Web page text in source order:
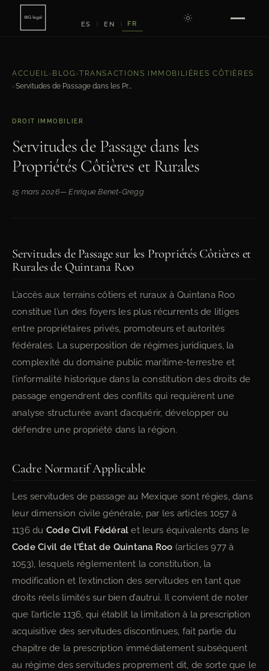
ES EN FR
ACCUEIL› BLOG ›TRANSACTIONS IMMOBILIÈRES CÔTIÈRES
›
Servitudes de Passage dans les Propriétés Côtières et Rurales
DROIT IMMOBILIER
Servitudes de Passage dans les
Propriétés Côtières et Rurales
15 mars 2026— Enrique Benet-Gregg
Servitudes de Passage sur les Propriétés Côtières et
Rurales de Quintana Roo
L’accès aux terrains côtiers et ruraux à Quintana Roo
constitue l’un des foyers les plus récurrents de litiges
entre propriétaires privés, promoteurs et autorités
fédérales. La superposition de régimes juridiques, la
complexité du domaine public maritime-terrestre et
l’informalité historique dans la constitution des droits de
passage engendrent des conflits qui requièrent une
analyse structurée avant d’acquérir, développer ou
défendre une propriété dans la région.
Cadre Normatif Applicable
Les servitudes de passage au Mexique sont régies, dans
leur dimension civile générale, par les articles 1057 à
1136 du Code Civil Fédéral et leurs équivalents dans le
Code Civil de l’État de Quintana Roo (articles 977 à
1053), lesquels réglementent la constitution, la
modification et l’extinction des servitudes en tant que
droits réels limités sur bien d’autrui. Il convient de noter
que l’article 1136, qui établit la limitation à la prescription
acquisitive des servitudes discontinues, fait partie du
chapitre de la prescription immédiatement subséquent
au régime des servitudes proprement dit, de sorte que le